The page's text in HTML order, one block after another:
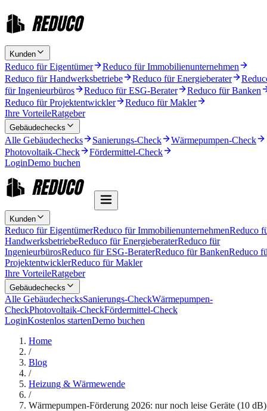
Kunden
Reduco für Eigentümer
Reduco für Immobilienunternehmen
Reduco für Handwerksbetriebe
Reduco für Energieberater
für Ingenieurbüros
Reduco für ESG-Berater
Reduco für Banken
Reduco für Projektentwickler
Reduco für Makler
Ihre VorteileRatgeber
Gebäudechecks
Alle Gebäudechecks Sanierungs-Check
Wärmepumpen-Check
Photovoltaik-Check
Fördermittel-Check
LoginDemo buchen
Kunden
Reduco für EigentümerReduco für ImmobilienunternehmenReduco
HandwerksbetriebeReduco für EnergieberaterReduco für
IngenieurbürosReduco für ESG-BeraterReduco für BankenReduco
ProjektentwicklerReduco für Makler
Ihre VorteileRatgeber
Gebäudechecks
Alle GebäudechecksSanierungs-CheckWärmepumpen-
CheckPhotovoltaik-CheckFördermittel-Check
LoginKostenlos startenDemo buchen
Home
/
Blog
/
Heizung & Wärmewende
/
Wärmepumpen-Förderung 2026: nur noch leise Geräte (10 dB)